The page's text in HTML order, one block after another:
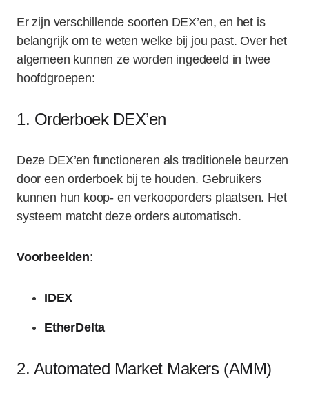
Er zijn verschillende soorten DEX’en, en het is
belangrijk om te weten welke bij jou past. Over het
algemeen kunnen ze worden ingedeeld in twee
hoofdgroepen:
1. Orderboek DEX’en
Deze DEX’en functioneren als traditionele beurzen
door een orderboek bij te houden. Gebruikers
kunnen hun koop- en verkooporders plaatsen. Het
systeem matcht deze orders automatisch.
Voorbeelden:
IDEX
EtherDelta
2. Automated Market Makers (AMM)